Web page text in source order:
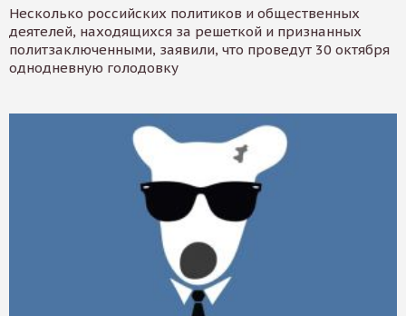
Несколько российских политиков и общественных
деятелей, находящихся за решеткой и признанных
политзаключенными, заявили, что проведут 30 октября
однодневную голодовку